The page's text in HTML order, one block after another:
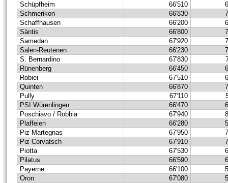
Schüpfheim
66'510
Schmerikon
66'830
Schaffhausen
66'200
Säntis
66'800
Samedan
67'920
Salen-Reutenen
66'230
S. Bernardino
67'830
Rünenberg
66'450
Robiei
67'510
Quinten
66'870
Pully
67'110
PSI Würenlingen
66'470
Poschiavo / Robbia
67'940
Plaffeien
66'280
Piz Martegnas
67'950
Piz Corvatsch
67'910
Piotta
67'530
Pilatus
66'590
Payerne
66'100
Oron
67'080